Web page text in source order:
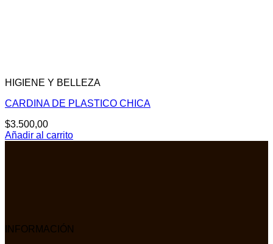
HIGIENE Y BELLEZA
CARDINA DE PLASTICO CHICA
$3.500,00
Añadir al carrito
INFORMACIÓN